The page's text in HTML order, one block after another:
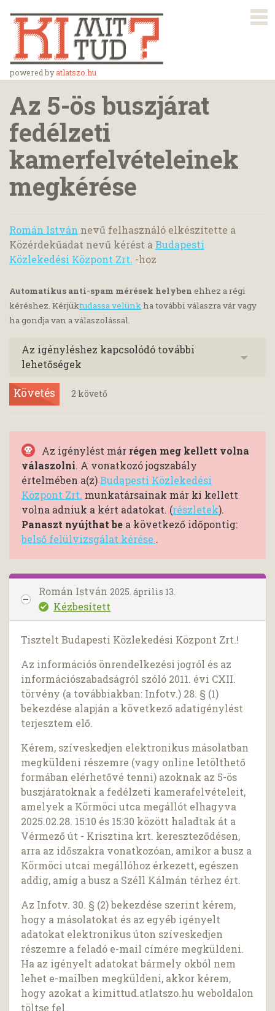
powered byatlatszo.hu
Az 5-ös buszjárat
fedélzeti
kamerfelvételeinek
megkérése
Román István nevű felhasználó elkészítette a
Közérdekűadat nevű kérést a Budapesti
Közlekedési Központ Zrt. -hoz
Automatikus anti-spam mérések helyben ehhez a régi
kéréshez. Kérjüktudassa velünkha további válaszra vár vagy
ha gondja van a válaszolással.
Az igényléshez kapcsolódó további
lehetőségek
Követés 2 követő
Az igénylést már régen meg kellett volna
válaszolni. A vonatkozó jogszabály
értelmében a(z)Budapesti Közlekedési
Központ Zrt. munkatársainak már ki kellett
volna adniuk a kért adatokat. (részletek).
Panaszt nyújthat be a következő időpontig:
belső felülvizsgálat kérése .
Román István 2025. április 13.
Kézbesített
Tisztelt Budapesti Közlekedési Központ Zrt.!
Az információs önrendelkezési jogról és az
információszabadságról szóló 2011. évi CXII.
törvény (a továbbiakban: Infotv.) 28. § (1)
bekezdése alapján a következő adatigénylést
terjesztem elő.
Kérem, szíveskedjen elektronikus másolatban
megküldeni részemre (vagy online letölthető
formában elérhetővé tenni) azoknak az 5-ös
buszjáratoknak a fedélzeti kamerafelvételeit,
amelyek a Körmöci utca megállót elhagyva
2025.02.28. 15:10 és 15:30 között haladtak át a
Vérmező út - Krisztina krt. kereszteződésen,
arra az időszakra vonatkozóan, amikor a busz a
Körmöci utcai megállóhoz érkezett, egészen
addig, amíg a busz a Széll Kálmán térhez ért.
Az Infotv. 30. § (2) bekezdése szerint kérem,
hogy a másolatokat és az egyéb igényelt
adatokat elektronikus úton szíveskedjen
részemre a feladó e-mail címére megküldeni.
Ha az igényelt adatokat bármely okból nem
lehet e-mailben megküldeni, akkor kérem,
hogy azokat a kimittud.atlatszo.hu weboldalon
töltse fel.